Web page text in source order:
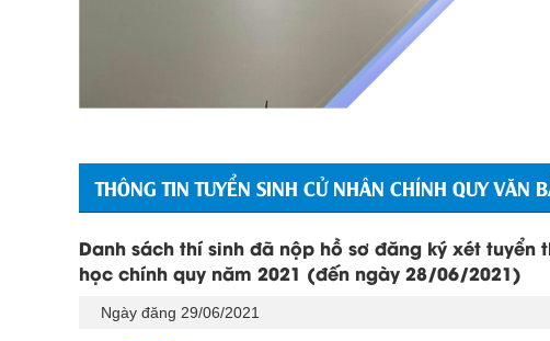
THÔNG TIN TUYỂN SINH CỬ NHÂN CHÍNH QUY VĂN
Danh sách thí sinh đã nộp hồ sơ đăng ký xét tuyển
học chính quy năm 2021 (đến ngày 28/06/2021)
Ngày đăng 29/06/2021